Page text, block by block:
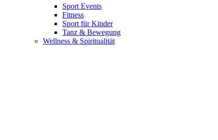
Sport Events
Fitness
Sport für Kinder
Tanz & Bewegung
Wellness & Spiritualität